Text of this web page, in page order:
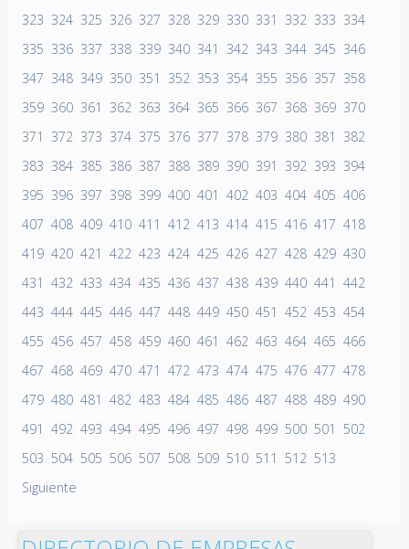
323 324 325 326 327 328 329 330 331 332 333 334
335 336 337 338 339 340 341 342 343 344 345 346
347 348 349 350 351 352 353 354 355 356 357 358
359 360 361 362 363 364 365 366 367 368 369 370
371
372 373 374 375 376 377 378 379 380 381
382
383 384 385 386 387 388 389 390 391 392 393 394
395 396 397 398 399 400 401 402 403 404 405 406
407 408 409 410 411 412 413 414 415 416 417 418
419 420 421 422 423 424 425 426 427 428 429 430
431 432 433 434 435 436 437 438 439 440 441 442
443 444 445 446 447 448 449 450 451 452 453 454
455 456 457 458 459 460 461 462 463 464 465 466
467 468 469 470 471 472 473 474 475 476 477 478
479 480 481 482 483 484 485 486 487 488 489 490
491 492 493 494 495 496 497 498 499 500 501 502
503 504 505 506 507 508 509 510 511 512 513
Siguiente